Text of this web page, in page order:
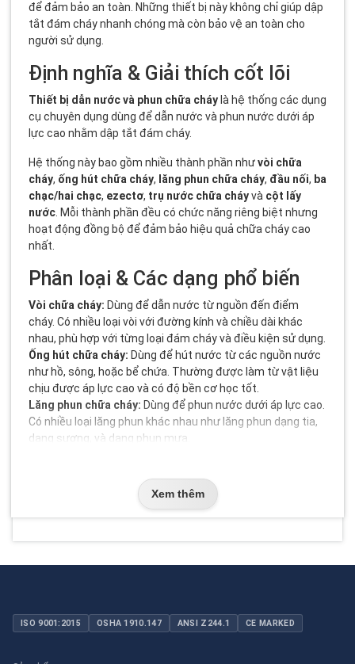
để đảm bảo an toàn. Những thiết bị này không chỉ giúp dập
tắt đám cháy nhanh chóng mà còn bảo vệ an toàn cho
người sử dụng.
Định nghĩa & Giải thích cốt lõi
Thiết bị dẫn nước và phun chữa cháy là hệ thống các dụng
cụ chuyên dụng dùng để dẫn nước và phun nước dưới áp
lực cao nhằm dập tắt đám cháy.
Hệ thống này bao gồm nhiều thành phần nhưvòi chữa
cháy, ống hút chữa cháy, lăng phun chữa cháy, đầu nối, ba
chạc/hai chạc, ezectơ, trụ nước chữa cháyvà cột lấy
nước . Mỗi thành phần đều có chức năng riêng biệt nhưng
hoạt động đồng bộ để đảm bảo hiệu quả chữa cháy cao
nhất.
Phân loại & Các dạng phổ biến
Vòi chữa cháy: Dùng để dẫn nước từ nguồn đến điểm
cháy. Có nhiều loại vòi với đường kính và chiều dài khác
nhau, phù hợp với từng loại đám cháy và điều kiện sử dụng.
Ống hút chữa cháy: Dùng để hút nước từ các nguồn nước
như hồ, sông, hoặc bể chứa. Thường được làm từ vật liệu
chịu được áp lực cao và có độ bền cơ học tốt.
Lăng phun chữa cháy: Dùng để phun nước dưới áp lực cao.
Có nhiều loại lăng phun khác nhau như lăng phun dạng tia,
dạng sương, và dạng phun mưa.
Dùng để chia dòng nước từ một ống
chính thành nhiều ống nhỏ hơn. Giúp tăng cường khả năng
nguồn nước cho hệ thống chữa cháy. Trụ nước chữa cháy
Xem thêm
ISO 9001:2015 OSHA 1910.147 ANSI Z244.1 CE MARKED